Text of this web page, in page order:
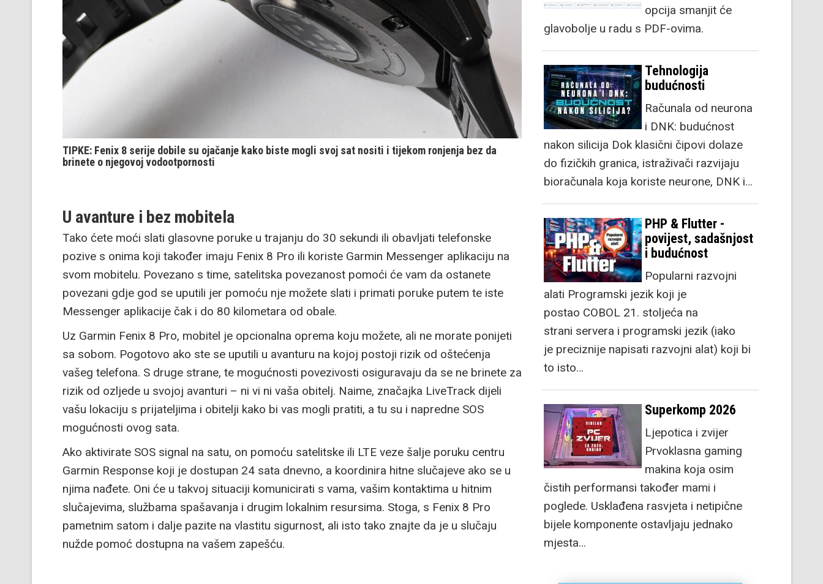
TIPKE: Fenix 8 serije dobile su ojačanje kako biste mogli svoj sat nositi i tijekom ronjenja bez da
brinete o njegovoj vodootpornosti
U avanture i bez mobitela
Tako ćete moći slati glasovne poruke u trajanju do 30 sekundi ili obavljati telefonske
pozive s onima koji također imaju Fenix 8 Pro ili koriste Garmin Messenger aplikaciju na
svom mobitelu. Povezano s time, satelitska povezanost pomoći će vam da ostanete
povezani gdje god se uputili jer pomoću nje možete slati i primati poruke putem te iste
Messenger aplikacije čak i do 80 kilometara od obale.
Uz Garmin Fenix 8 Pro, mobitel je opcionalna oprema koju možete, ali ne morate ponijeti
sa sobom. Pogotovo ako ste se uputili u avanturu na kojoj postoji rizik od oštećenja
vašeg telefona. S druge strane, te mogućnosti povezivosti osiguravaju da se ne brinete za
rizik od ozljede u svojoj avanturi – ni vi ni vaša obitelj. Naime, značajka LiveTrack dijeli
vašu lokaciju s prijateljima i obitelji kako bi vas mogli pratiti, a tu su i napredne SOS
mogućnosti ovog sata.
Ako aktivirate SOS signal na satu, on pomoću satelitske ili LTE veze šalje poruku centru
Garmin Response koji je dostupan 24 sata dnevno, a koordinira hitne slučajeve ako se u
njima nađete. Oni će u takvoj situaciji komunicirati s vama, vašim kontaktima u hitnim
slučajevima, službama spašavanja i drugim lokalnim resursima. Stoga, s Fenix 8 Pro
pametnim satom i dalje pazite na vlastitu sigurnost, ali isto tako znajte da je u slučaju
nužde pomoć dostupna na vašem zapešću.
opcija smanjit će
glavobolje u radu s PDF-ovima.
Tehnologija
budućnosti
Računala od neurona
i DNK: budućnost
nakon silicija Dok klasični čipovi dolaze
do fizičkih granica, istraživači razvijaju
bioračunala koja koriste neurone, DNK i…
PHP & Flutter -
povijest, sadašnjost
i budućnost
Popularni razvojni
alati Programski jezik koji je
postao COBOL 21. stoljeća na
strani servera i programski jezik (iako
je preciznije napisati razvojni alat) koji bi
to isto…
Superkomp 2026
Ljepotica i zvijer
Prvoklasna gaming
makina koja osim
čistih performansi također mami i
poglede. Usklađena rasvjeta i netipične
bijele komponente ostavljaju jednako
mjesta…